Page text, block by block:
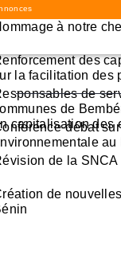
à notre
des
la facilitation des
de
de
capitalisation des
débat
au
de la SNCA
de